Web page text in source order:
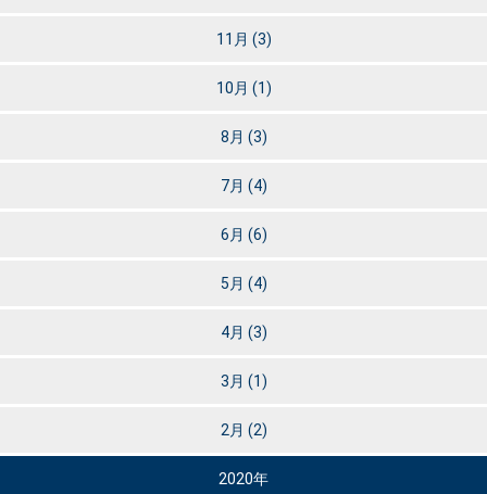
11月 (3)
10月 (1)
8月 (3)
7月 (4)
6月 (6)
5月 (4)
4月 (3)
3月 (1)
2月 (2)
2020年